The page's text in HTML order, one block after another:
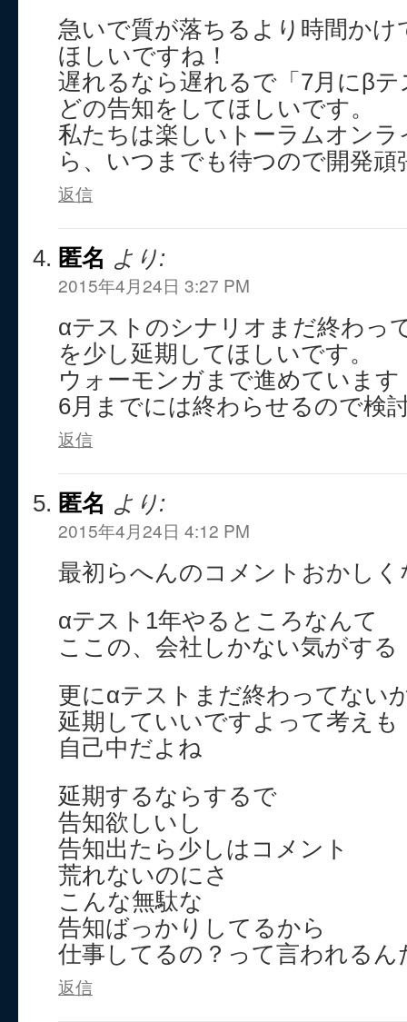
急いで質が落ちるより時間か
ほしいですね！
遅れるなら遅れるで「7月にβ
どの告知をしてほしいです。
私たちは楽しいトーラムオン
ら、いつまでも待つので開発
返信
匿名 より:
2015年4月24日 3:27 PM
αテストのシナリオまだ終わっ
を少し延期してほしいです。
ウォーモンガまで進めています
6月までには終わらせるので検
返信
匿名 より:
2015年4月24日 4:12 PM
最初らへんのコメントおかしく
αテスト1年やるところなんて
ここの、会社しかない気がする
更にαテストまだ終わってない
延期していいですよって考えも
自己中だよね
延期するならするで
告知欲しいし
告知出たら少しはコメント
荒れないのにさ
こんな無駄な
告知ばっかりしてるから
仕事してるの？って言われるん
返信